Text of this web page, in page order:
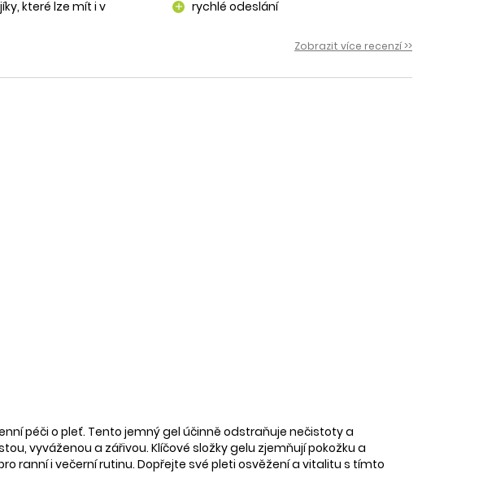
které lze mít i v
add rychlé odeslání
Zobrazit více recenzí >>
péči o pleť. Tento jemný gel účinně odstraňuje nečistoty a
vyváženou a zářivou. Klíčové složky gelu zjemňují pokožku a
ranní i večerní rutinu. Dopřejte své pleti osvěžení a vitalitu s tímto